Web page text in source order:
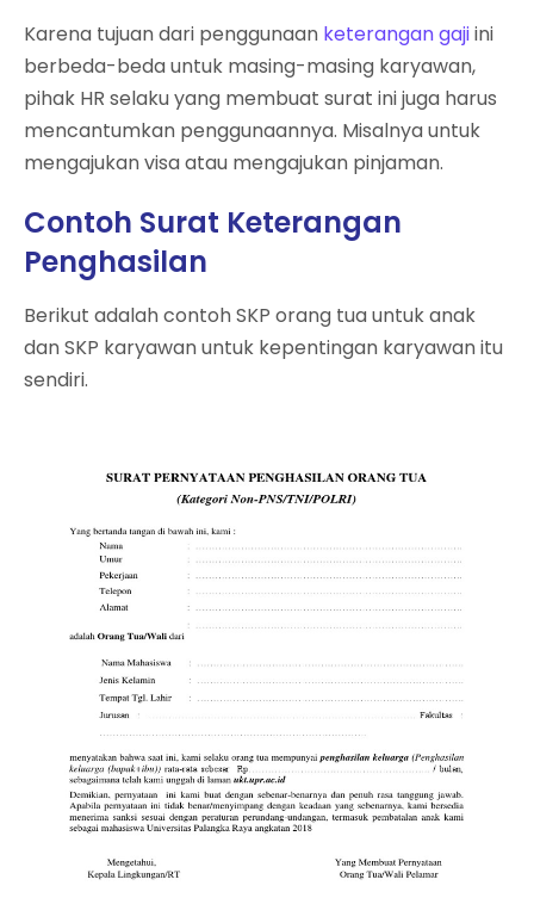
Karena tujuan dari penggunaan keterangan gajiini
berbeda-beda untuk masing-masing karyawan,
pihak HR selaku yang membuat surat ini juga harus
mencantumkan penggunaannya. Misalnya untuk
mengajukan visa atau mengajukan pinjaman.
Contoh Surat Keterangan
Penghasilan
Berikut adalah contoh SKP orang tua untuk anak
dan SKP karyawan untuk kepentingan karyawan itu
sendiri.